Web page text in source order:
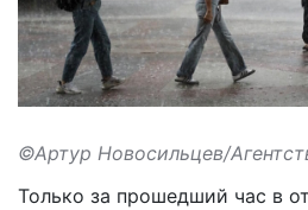
©Артур Новосильцев/
Только за прошедший час в